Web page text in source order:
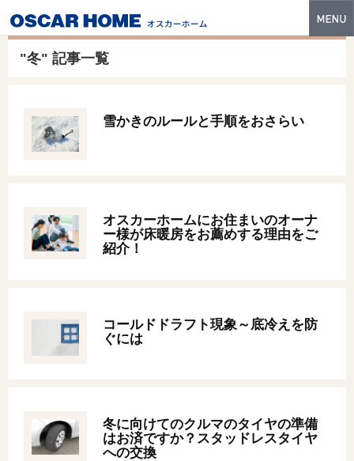
フォトギャラリー
"冬" 記事一覧
雪かきのルールと手順をおさらい
オスカーホームにお住まいのオーナ
ー様が床暖房をお薦めする理由をご
紹介！
コールドドラフト現象～底冷えを防
ぐには
冬に向けてのクルマのタイヤの準備
はお済ですか？スタッドレスタイヤ
への交換